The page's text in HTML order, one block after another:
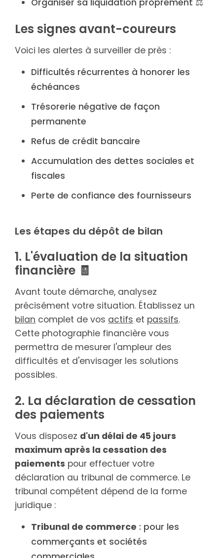
Les signes avant-coureurs
Voici les alertes à surveiller de près :
Difficultés récurrentes à honorer les
échéances
Trésorerie négative de façon
permanente
Refus de crédit bancaire
Accumulation des dettes sociales et
fiscales
Perte de confiance des fournisseurs
Les étapes du dépôt de bilan
1. L'évaluation de la situation
financière 🧾
Avant toute démarche, analysez
précisément votre situation. Établissez un
bilan complet de vos actifs et passifs.
Cette photographie financière vous
permettra de mesurer l'ampleur des
difficultés et d'envisager les solutions
possibles.
2. La déclaration de cessation
des paiements
Vous disposez d'un délai de 45 jours
maximum après la cessation des
paiements pour effectuer votre
déclaration au tribunal de commerce. Le
tribunal compétent dépend de la forme
juridique :
Tribunal de commerce : pour les
commerçants et sociétés